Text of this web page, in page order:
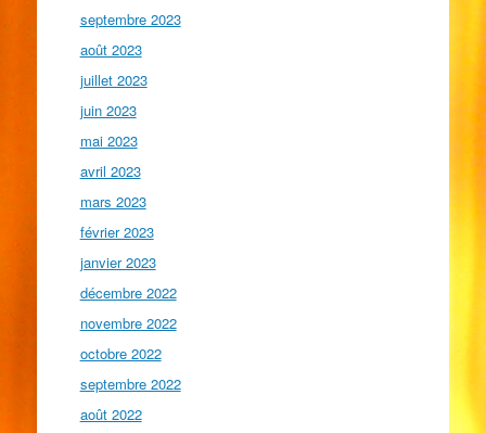
septembre 2023
août 2023
juillet 2023
juin 2023
mai 2023
avril 2023
mars 2023
février 2023
janvier 2023
décembre 2022
novembre 2022
octobre 2022
septembre 2022
août 2022